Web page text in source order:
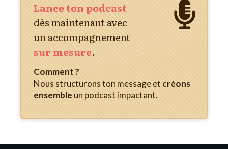
Lance ton podcast
dès maintenantavec
un accompagnement
sur mesure.
Comment ?
Nous structurons ton message et créons
ensemble un podcast impactant.